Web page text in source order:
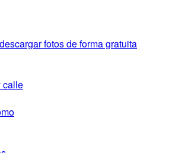
fotos de forma gratuita
calle